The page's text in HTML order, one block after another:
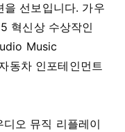
선보입니다. 가우
혁신상 수상작인
Music
동차 인포테인먼트
디오 뮤직 리플레이